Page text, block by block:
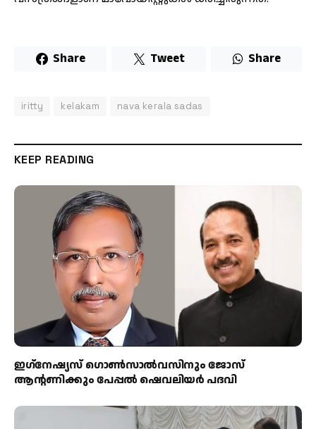
Share Tweet Share
iritty kelakam nava kerala sadas
KEEP READING
ഇഗ്‌നേഷ്യസ് ഗൊൺസാൽവസിനും ജോസ്
ആന്റണിക്കും പേപ്പൽ ഷെവലിയർ പദവി